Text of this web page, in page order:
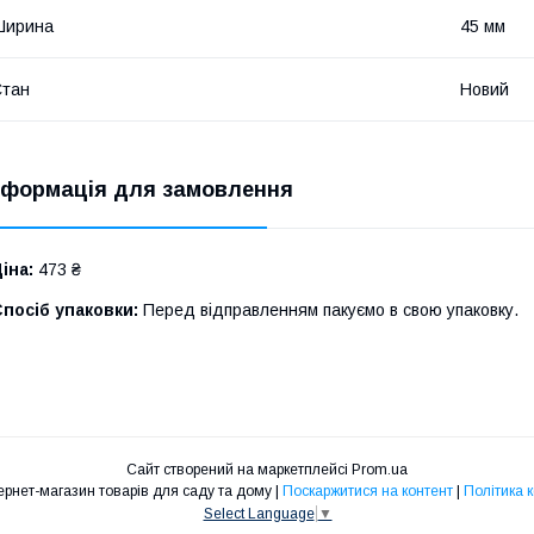
45 мм
Новий
для замовлення
473 ₴
упаковки: Перед відправленням пакуємо в свою упаковку.
Сайт створений на маркетплейсі Prom.ua
Proselo.in.ua Інтернет-магазин товарів для саду та дому | Поскаржитися на контент | Політика
Select Language ▼